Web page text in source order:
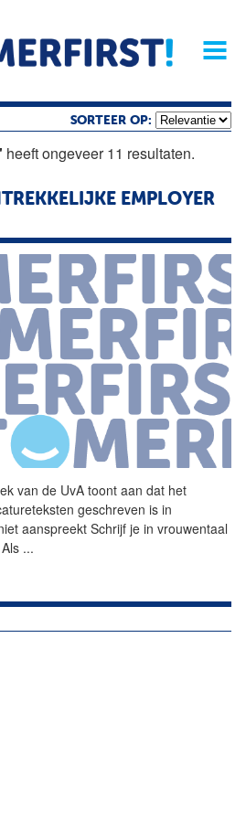
Archief
Magazine
SORTEER OP:
heeft ongeveer 11 resultaten.
EMPLOYER
van de UvA toont aan dat het
geschreven is in
aanspreekt Schrijf je in vrouwentaal
...